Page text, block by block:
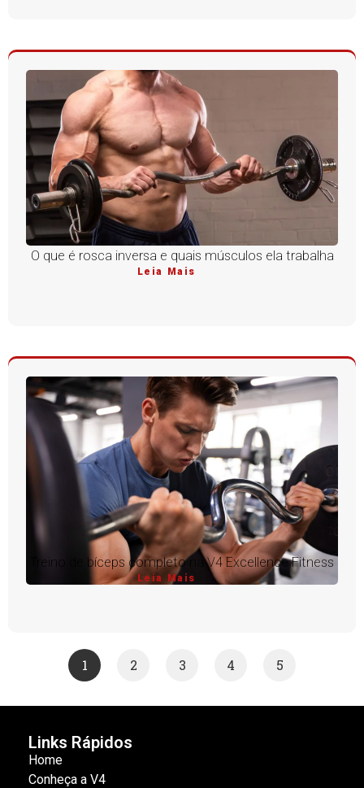
O que é rosca inversa e quais músculos ela trabalha
Leia Mais
Treino de bíceps completo na V4 Excellence Fitness
Leia Mais
1 2 3 4 5
Links Rápidos
Home
Conheça a V4